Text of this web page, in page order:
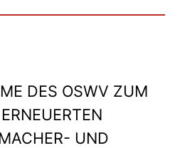
DES OSWV ZUM
UND